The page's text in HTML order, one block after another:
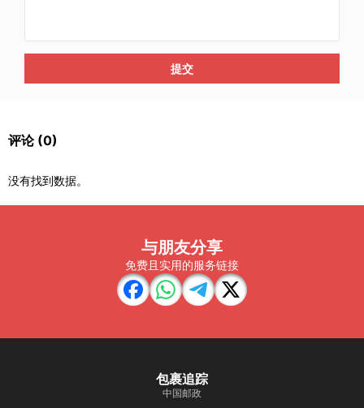
提交
评论 (0)
没有找到数据。
与朋友分享
免费且实用的服务链接
包裹追踪
中国邮政